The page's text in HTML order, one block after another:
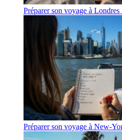
Préparer son voyage à
Préparer son voyage à New-